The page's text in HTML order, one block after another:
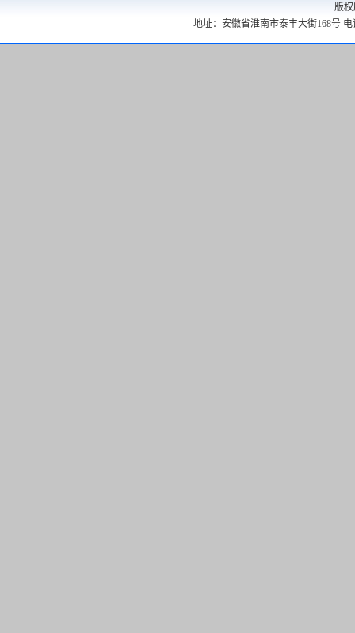
版
地址：安徽省淮南市泰丰大街168号